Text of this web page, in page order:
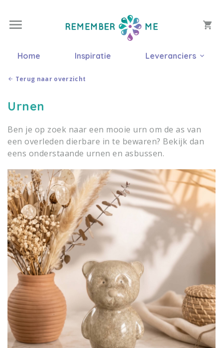
Home Inspiratie Leveranciers
Terug naar overzicht
Urnen
Ben je op zoek naar een mooie urn om de as van
een overleden dierbare in te bewaren? Bekijk dan
eens onderstaande urnen en asbussen.